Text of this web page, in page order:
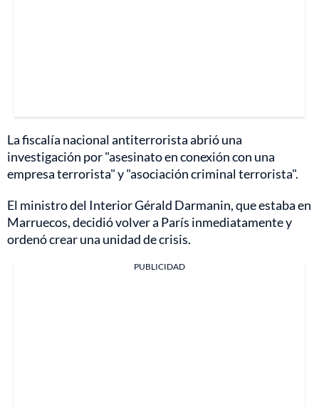
La fiscalía nacional antiterrorista abrió una
investigación por "asesinato en conexión con una
empresa terrorista" y "asociación criminal terrorista".
El ministro del Interior Gérald Darmanin, que estaba en
Marruecos, decidió volver a París inmediatamente y
ordenó crear una unidad de crisis.
PUBLICIDAD